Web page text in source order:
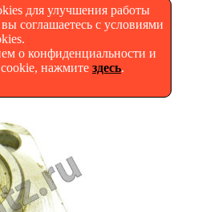
для улучшения работы
соглашаетесь с условиями
о конфиденциальности и
нажмите здесь.